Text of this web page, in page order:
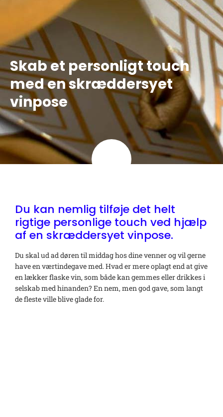
Skab et personligt touch
med en skræddersyet
vinpose
Du kan nemlig tilføje det helt
rigtige personlige touch ved hjælp
af en skræddersyet vinpose.
Du skal ud ad døren til middag hos dine venner og vil gerne
have en værtindegave med. Hvad er mere oplagt end at give
en lækker flaske vin, som både kan gemmes eller drikkes i
selskab med hinanden? En nem, men god gave, som langt
de fleste ville blive glade for.